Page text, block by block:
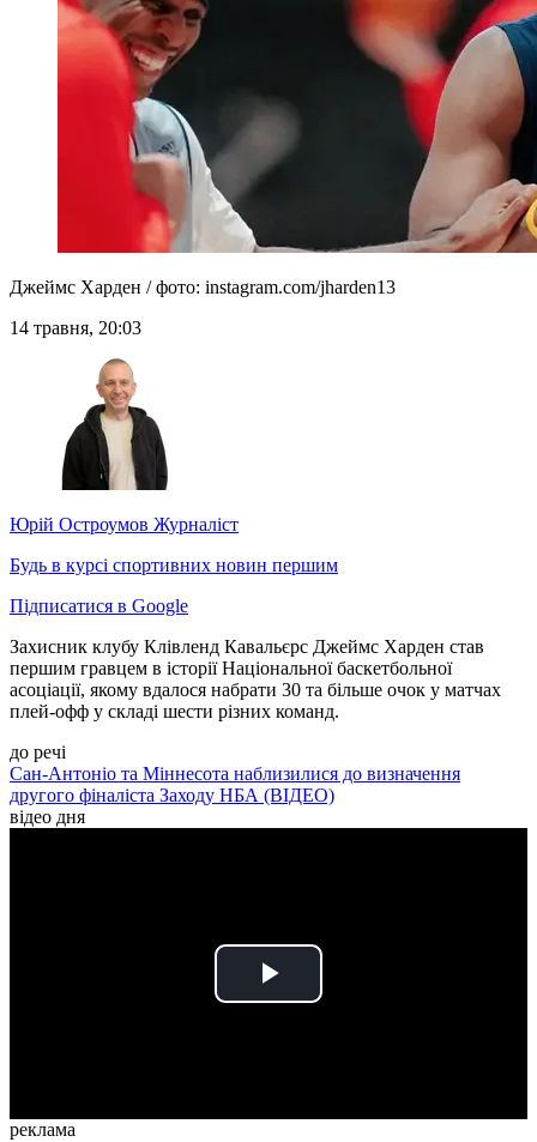
Джеймс Харден / фото: instagram.com/jharden13
14 травня, 20:03
Юрій Остроумов Журналіст
Будь в курсі спортивних новин першим
Підписатися в Google
Захисник клубу Клівленд Кавальєрс Джеймс Харден став
першим гравцем в історії Національної баскетбольної
асоціації, якому вдалося набрати 30 та більше очок у матчах
плей-офф у складі шести різних команд.
до речі
Сан-Антоніо та Міннесота наблизилися до визначення
другого фіналіста Заходу НБА (ВІДЕО)
відео дня
Play
реклама